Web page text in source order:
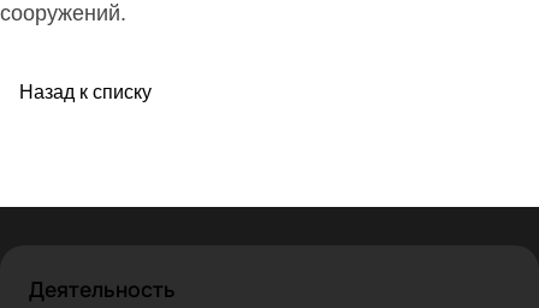
сооружений.
Назад к списку
Деятельность